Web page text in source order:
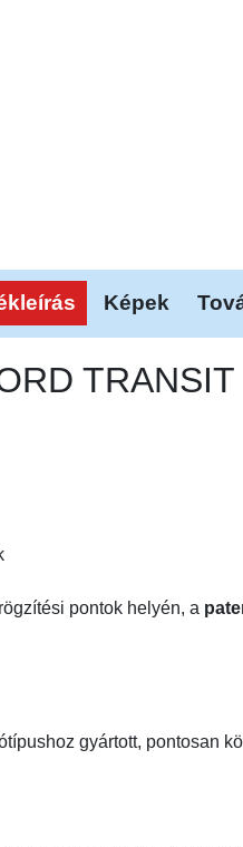
Képek
pontok helyén, a
gyártott, pontosan